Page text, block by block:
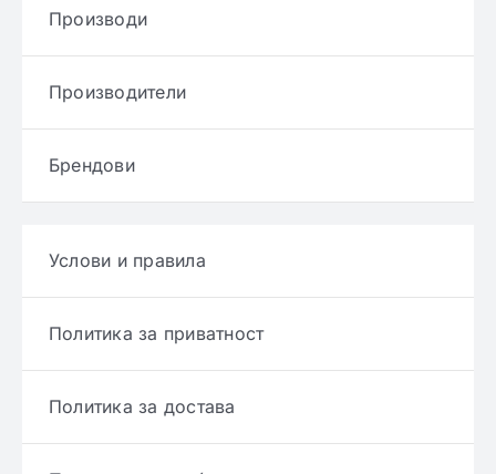
Производи
Производители
Брендови
Услови и правила
Политика за приватност
Политика за достава